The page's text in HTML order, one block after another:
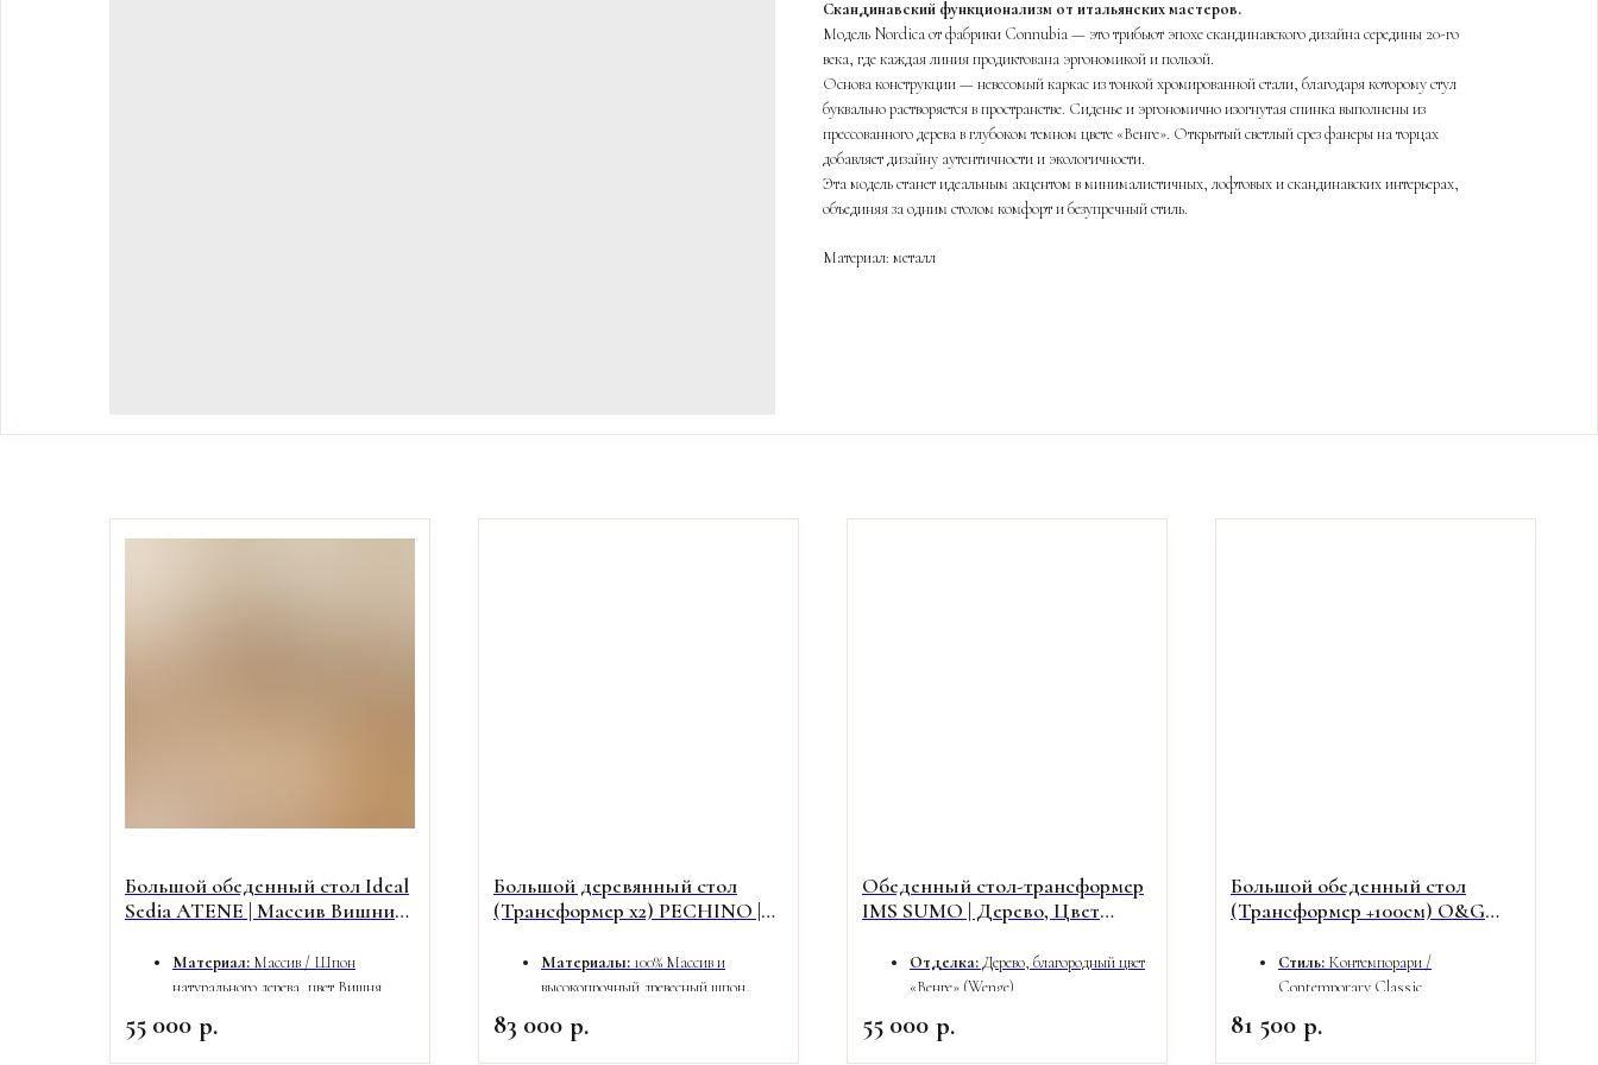
Скандинавский функционализм от итальянских мастеров.
Модель Nordica от фабрики Connubia — это трибьют эпохе скандинавского дизайна середины 20-го
века, где каждая линия продиктована эргономикой и пользой.
Основа конструкции — невесомый каркас из тонкой хромированной стали, благодаря которому стул
буквально растворяется в пространстве. Сиденье и эргономично изогнутая спинка выполнены из
прессованного дерева в глубоком темном цвете «Венге». Открытый светлый срез фанеры на торцах
добавляет дизайну аутентичности и экологичности.
Эта модель станет идеальным акцентом в минималистичных, лофтовых и скандинавских интерьерах,
объединяя за одним столом комфорт и безупречный стиль.
Материал: металл
Большой обеденный стол Ideal
Sedia ATENE | Массив Вишни
Материал: Массив / Шпон
натурального дерева, цвет Вишня.
столешницы (King-size).
55 000 р.
Большой деревянный стол
(Трансформер х2) PECHINO |
Материалы: 100% Массив и
высокопрочный древесный шпон.
Светлого Бука.
83 000 р.
Обеденный стол-трансформер
IMS SUMO | Дерево, Цвет
Отделка:Дерево, благородный цвет
«Венге» (Wenge).
боковых выкатных элемента (По 30
55 000 р.
Большой обеденный стол
(Трансформер +100см) O&G
Стиль: Контемпорари /
Contemporary Classic.
"Венге".
81 500 р.